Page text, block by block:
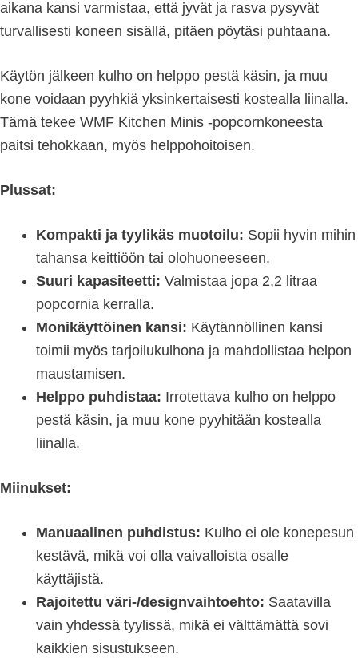
aikana kansi varmistaa, että jyvät ja rasva pysyvät
turvallisesti koneen sisällä, pitäen pöytäsi puhtaana.
Käytön jälkeen kulho on helppo pestä käsin, ja muu
kone voidaan pyyhkiä yksinkertaisesti kostealla liinalla.
Tämä tekee WMF Kitchen Minis -popcornkoneesta
paitsi tehokkaan, myös helppohoitoisen.
Plussat:
Kompakti ja tyylikäs muotoilu: Sopii hyvin mihin
tahansa keittiöön tai olohuoneeseen.
Suuri kapasiteetti: Valmistaa jopa 2,2 litraa
popcornia kerralla.
Monikäyttöinen kansi: Käytännöllinen kansi
toimii myös tarjoilukulhona ja mahdollistaa helpon
maustamisen.
Helppo puhdistaa: Irrotettava kulho on helppo
pestä käsin, ja muu kone pyyhitään kostealla
liinalla.
Miinukset:
Manuaalinen puhdistus: Kulho ei ole konepesun
kestävä, mikä voi olla vaivalloista osalle
käyttäjistä.
Rajoitettu väri-/designvaihtoehto: Saatavilla
vain yhdessä tyylissä, mikä ei välttämättä sovi
kaikkien sisustukseen.